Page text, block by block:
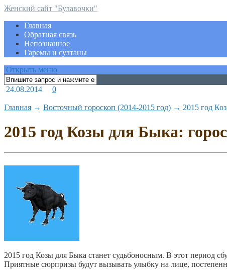
Женский сайт "Булавочки"
Главная
Обратная связь
Непознанное
Гаремы и султаны
Открыть меню
24.08.2014 0
Главная → Восточный гороскоп (2014-2015 год) → 2015 год
2015 год Козы для Быка:
2015 год Козы для Быка станет судьбоносным. В этот период
Приятные сюрпризы будут вызывать улыбку на лице,